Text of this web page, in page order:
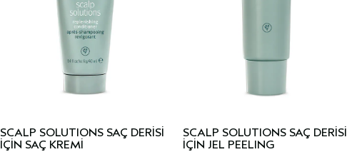
SCALP SOLUTIONS SAÇ DERİSİ
İÇİN SAÇ KREMİ
SCALP SOLUTIONS SAÇ DERİSİ
İÇİN JEL PEELING